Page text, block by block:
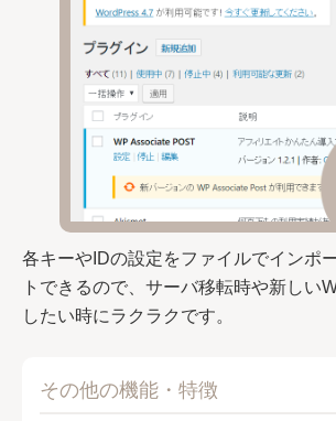
各キーやIDの設定をファイルでインポ
トできるので、サーバ移転時や新しい
したい時にラクラクです。
その他の機能・特徴